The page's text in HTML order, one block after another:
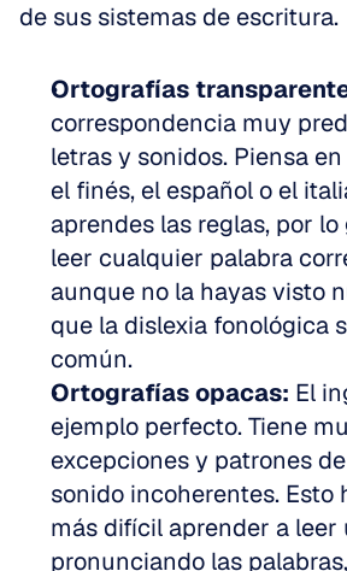
de sus sistemas de escritura.
Ortografías
correspondencia muy
letras y sonidos. Piensa
el finés, el español o el
aprendes las reglas, por
leer cualquier palabra
aunque no la hayas visto
que la dislexia fonológica
común.
Ortografías opacas: El
ejemplo perfecto. Tiene
excepciones y patrones
sonido incoherentes. Esto
más difícil aprender a
pronunciando las